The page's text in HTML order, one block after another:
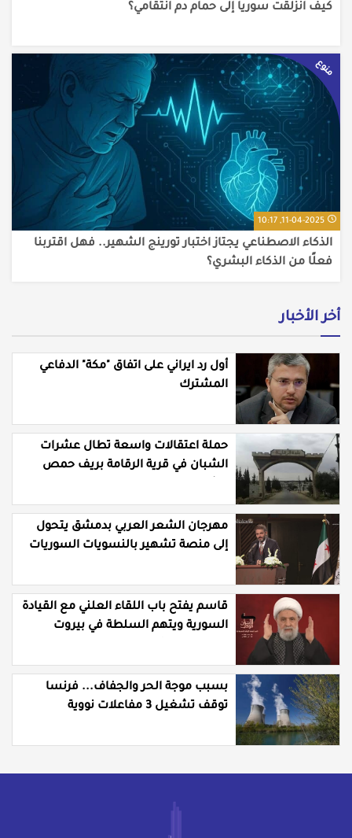
كيف انزلقت سوريا إلى حمام دم انتقامي؟
منوع
11-04-2025, 10:17
الذكاء الاصطناعي يجتاز اختبار تورينج الشهير.. فهل اقتربنا
فعلًا من الذكاء البشري؟
أخر الأخبار
أول رد ايراني على اتفاق "مكة" الدفاعي
المشترك
حملة اعتقالات واسعة تطال عشرات
الشبان في قرية الرقامة بريف حمص
مهرجان الشعر العربي بدمشق يتحول
إلى منصة تشهير بالنسويات السوريات
قاسم يفتح باب اللقاء العلني مع القيادة
السورية ويتهم السلطة في بيروت
بسبب موجة الحر والجفاف... فرنسا
توقف تشغيل 3 مفاعلات نووية